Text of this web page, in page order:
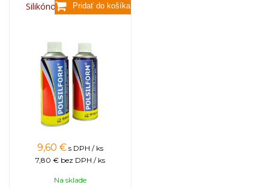
Silikónový sprej 400 ml
9,60 € s DPH / ks
7,80 € bez DPH / ks
Na sklade